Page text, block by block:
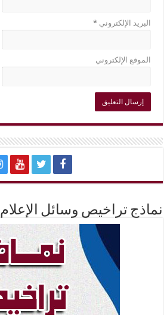
البريد الإلكتروني*
الموقع الإلكتروني
نماذج تراخيص وسائل الإعلام